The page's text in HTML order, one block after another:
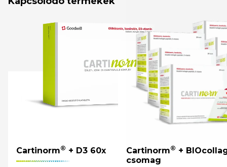
Cartinorm® + D3 60x Cartinorm® +
csomag